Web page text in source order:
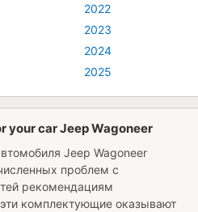
2022
2023
2024
2025
your car Jeep Wagoneer
Jeep Wagoneer
проблем с
рекомендациям
комплектующие оказывают